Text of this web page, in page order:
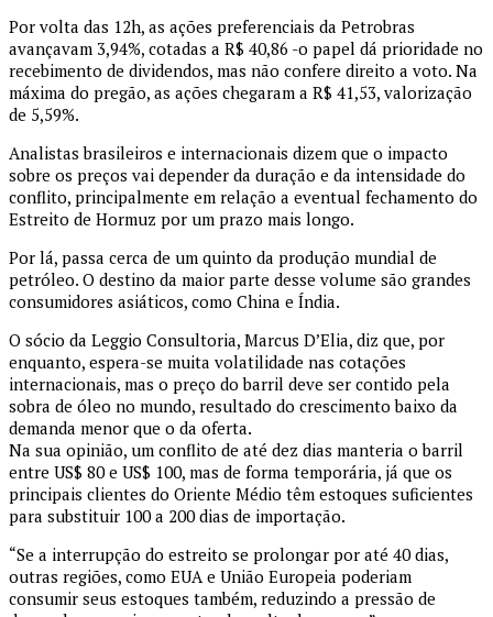
Por volta das 12h, as ações preferenciais da Petrobras
avançavam 3,94%, cotadas a R$ 40,86 -o papel dá prioridade no
recebimento de dividendos, mas não confere direito a voto. Na
máxima do pregão, as ações chegaram a R$ 41,53, valorização
de 5,59%.
Analistas brasileiros e internacionais dizem que o impacto
sobre os preços vai depender da duração e da intensidade do
conflito, principalmente em relação a eventual fechamento do
Estreito de Hormuz por um prazo mais longo.
Por lá, passa cerca de um quinto da produção mundial de
petróleo. O destino da maior parte desse volume são grandes
consumidores asiáticos, como China e Índia.
O sócio da Leggio Consultoria, Marcus D’Elia, diz que, por
enquanto, espera-se muita volatilidade nas cotações
internacionais, mas o preço do barril deve ser contido pela
sobra de óleo no mundo, resultado do crescimento baixo da
demanda menor que o da oferta.
Na sua opinião, um conflito de até dez dias manteria o barril
entre US$ 80 e US$ 100, mas de forma temporária, já que os
principais clientes do Oriente Médio têm estoques suficientes
para substituir 100 a 200 dias de importação.
“Se a interrupção do estreito se prolongar por até 40 dias,
outras regiões, como EUA e União Europeia poderiam
consumir seus estoques também, reduzindo a pressão de